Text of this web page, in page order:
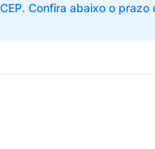
Confira abaixo o prazo